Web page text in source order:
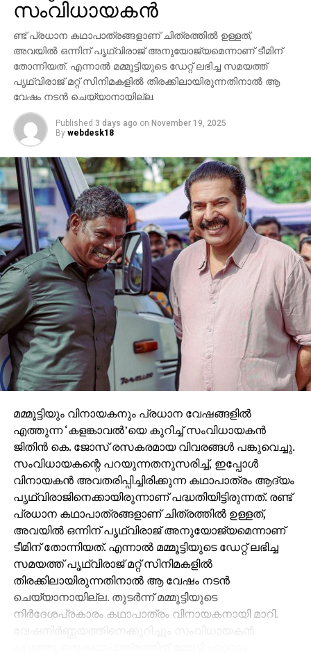
മന്ദാകിനിയായി, പൃഥ്വിരാജ് സുകുമാരന്‍ കുംബയായി
പ്രത്യക്ഷപ്പെടും. 2027ലെ സങ്ക്രാന്തി റിലീസിനായി
‘വാരണസി’ ഒരുക്കപ്പെടുന്നുണ്ട്. എന്നാല്‍
ചിത്രത്തെക്കാള്‍ വലിയ ചര്‍ച്ചയാകുന്നത്
സംവിധായകന്റെ പ്രസ്താവനയും അതിനുശേഷം
ഉയര്‍ന്ന പ്രതിഷേധങ്ങളുമാണ്.
സംവിധായകന്‍
ണ്ട് പ്രധാന കഥാപാത്രങ്ങളാണ് ചിത്രത്തില്‍ ഉള്ളത്,
അവയില്‍ ഒന്നിന് പൃഥ്വിരാജ് അനുയോജ്യമെന്നാണ് ടീമിന്
തോന്നിയത്. എന്നാല്‍ മമ്മൂട്ടിയുടെ ഡേറ്റ് ലഭിച്ച സമയത്ത്
പൃഥ്വിരാജ് മറ്റ് സിനിമകളില്‍ തിരക്കിലായിരുന്നതിനാല്‍ ആ
വേഷം നടന്‍ ചെയ്യാനായില്ല.
Published 3 days ago on November 19, 2025
By webdesk18
മമ്മൂട്ടിയും വിനായകനും പ്രധാന വേഷങ്ങളില്‍
എത്തുന്ന ‘കളങ്കാവല്‍’യെ കുറിച്ച് സംവിധായകന്‍
ജിതിന്‍ കെ. ജോസ് രസകരമായ വിവരങ്ങള്‍ പങ്കുവെച്ചു.
സംവിധായകന്റെ പറയുന്നതനുസരിച്ച്, ഇപ്പോള്‍
വിനായകന്‍ അവതരിപ്പിച്ചിരിക്കുന്ന കഥാപാത്രം ആദ്യം
പൃഥ്വിരാജിനെക്കായിരുന്നാണ് പദ്ധതിയിട്ടിരുന്നത്. രണ്ട്
പ്രധാന കഥാപാത്രങ്ങളാണ് ചിത്രത്തില്‍ ഉള്ളത്,
അവയില്‍ ഒന്നിന് പൃഥ്വിരാജ് അനുയോജ്യമെന്നാണ്
ടീമിന് തോന്നിയത്. എന്നാല്‍ മമ്മൂട്ടിയുടെ ഡേറ്റ് ലഭിച്ച
സമയത്ത് പൃഥ്വിരാജ് മറ്റ് സിനിമകളില്‍
തിരക്കിലായിരുന്നതിനാല്‍ ആ വേഷം നടന്‍
ചെയ്യാനായില്ല. തുടര്‍ന്ന് മമ്മൂട്ടിയുടെ
നിര്‍ദേശപ്രകാരം കഥാപാത്രം വിനായകനായി മാറി.